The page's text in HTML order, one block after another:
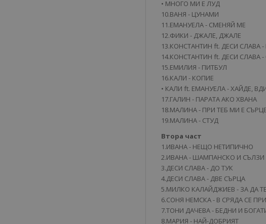
• МНОГО МИ Е ЛУД
10.ВАНЯ - ЦУНАМИ
11.ЕМАНУЕЛА - СМЕНЯЙ МЕ
12.ФИКИ - ДЖАЛЕ, ДЖАЛЕ
13.КОНСТАНТИН ft. ДЕСИ СЛАВА
14.КОНСТАНТИН ft. ДЕСИ СЛАВА
15.ЕМИЛИЯ - ПИТБУЛ
16.КАЛИ - КОПИЕ
• КАЛИ ft. ЕМАНУЕЛА - ХАЙДЕ,
17.ГАЛИН - ПАРАТА АКО ХВАНА
18.МАЛИНА - ПРИ ТЕБ МИ Е
19.МАЛИНА - СТУД
Втора част
1.ИВАНА - НЕЩО НЕТИПИЧНО
2.ИВАНА - ШАМПАНСКО И СЪЛЗИ
3.ДЕСИ СЛАВА - ДО ТУК
4.ДЕСИ СЛАВА - ДВЕ СЪРЦА
5.МИЛКО КАЛАЙДЖИЕВ - ЗА ДА
6.СОНЯ НЕМСКА - В СРЯДА СЕ
7.ТОНИ ДАЧЕВА - БЕДНИ И
8.МАРИЯ - НАЙ-ДОБРИЯТ